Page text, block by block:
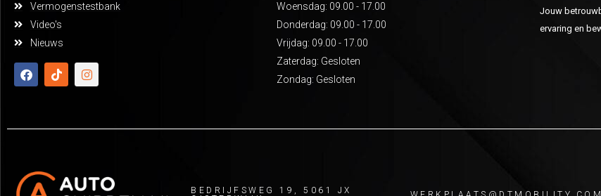
Vermogenstestbank
Video's
Nieuws
Woensdag: 09.00 - 17.00
Donderdag: 09.00 - 17.00
Vrijdag: 09.00 - 17.00
Zaterdag: Gesloten
Zondag: Gesloten
Jouw
ervaring en
BEDRIJFSWEG 19, 5061 JX